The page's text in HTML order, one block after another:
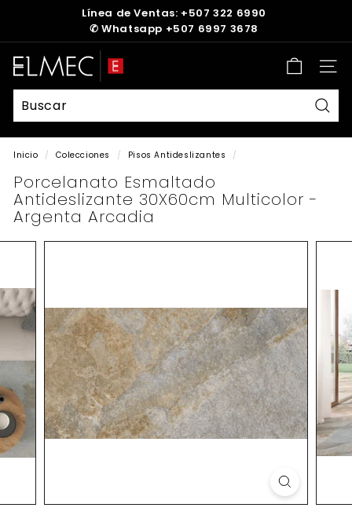
diapositivas
pausa
Línea de Ventas: +507 322 6990
✆ Whatsapp +507 6997 3678
E
L
M
E
C
Inicio / Colecciones / Pisos Antideslizantes /
Porcelanato Esmaltado
Antideslizante 30X60cm Multicolor -
Argenta Arcadia